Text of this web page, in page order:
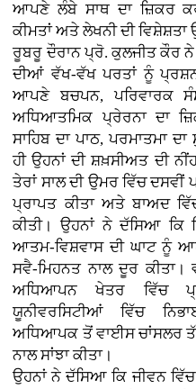
ਆਪਣੇ ਲੰਬੇ ਸਾਥ ਦਾ ਜ਼ਿਕਰ
ਕੀਮਤਾਂ ਅਤੇ ਲੇਖਨੀ ਦੀ
ਰੂਬਰੂ ਦੌਰਾਨ ਪ੍ਰੋ. ਕੁਲਜੀਤ ਕੌਰ
ਦੀਆਂ ਵੱਖ-ਵੱਖ ਪਰਤਾਂ ਨੂੰ
ਆਪਣੇ ਬਚਪਨ, ਪਰਿਵਾਰਕ
ਅਧਿਆਤਮਿਕ ਪ੍ਰੇਰਨਾ ਦਾ
ਸਾਹਿਬ ਦਾ ਪਾਠ, ਪਰਮਾਤਮਾ
ਹੀ ਉਹਨਾਂ ਦੀ ਸ਼ਖ਼ਸੀਅਤ ਦੀ
ਤੇਰਾਂ ਸਾਲ ਦੀ ਉਮਰ ਵਿੱਚ ਦਸਵੀਂ
ਪ੍ਰਾਪਤ ਕੀਤਾ ਅਤੇ ਬਾਅਦ
ਕੀਤੀ। ਉਹਨਾਂ ਨੇ ਦੱਸਿਆ ਕਿ
ਆਤਮ-ਵਿਸ਼ਵਾਸ ਦੀ ਘਾਟ ਨੂੰ
ਸਵੈ-ਮਿਹਨਤ ਨਾਲ ਦੂਰ
ਅਧਿਆਪਨ ਖੇਤਰ ਵਿੱਚ
ਯੂਨੀਵਰਸਿਟੀਆਂ ਵਿੱਚ
ਅਧਿਆਪਕ ਤੋਂ ਵਾਈਸ ਚਾਂਸਲਰ
ਨਾਲ ਸਾਂਝਾ ਕੀਤਾ।
ਉਹਨਾਂ ਨੇ ਦੱਸਿਆ ਕਿ ਜੀਵਨ